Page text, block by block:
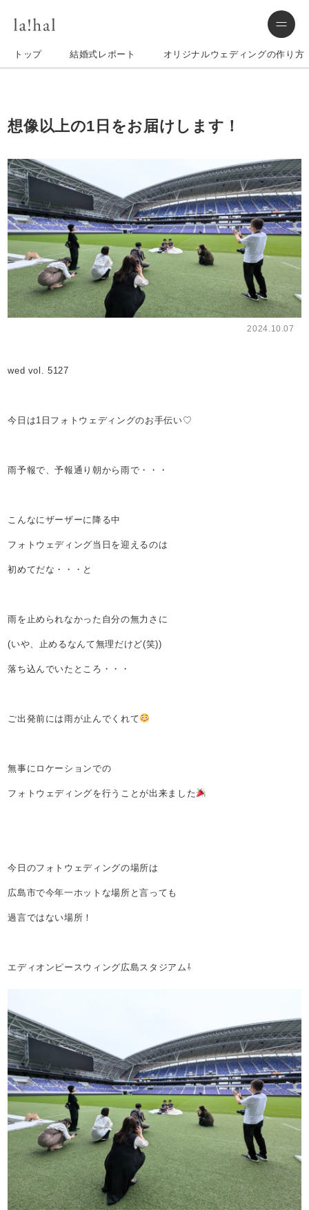
トップ 結婚式レポート オリジナルウェディングの作り方
想像以上の1日をお届けします！
2024.10.07
wed vol. 5127
今日は1日フォトウェディングのお手伝い♡
雨予報で、予報通り朝から雨で・・・
こんなにザーザーに降る中
フォトウェディング当日を迎えるのは
初めてだな・・・と
雨を止められなかった自分の無力さに
(いや、止めるなんて無理だけど(笑))
落ち込んでいたところ・・・
ご出発前には雨が止んでくれて
無事にロケーションでの
フォトウェディングを行うことが出来ました
今日のフォトウェディングの場所は
広島市で今年一ホットな場所と言っても
過言ではない場所！
エディオンピースウィング広島スタジアム⇩